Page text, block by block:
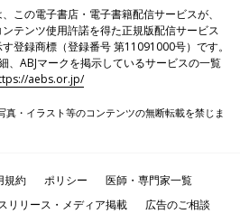
この電子書店・電子書籍配信サービスが、
テンツ使用許諾を得た正規版配信サービス
登録商標（登録番号 第11091000号）です。
、ABJマークを掲示しているサービスの一覧
aebs.or.jp/
・イラスト等のコンテンツの無断転載を禁じま
規約 ポリシー
医師・専門家一覧
リリース・メディア掲載
広告のご相談